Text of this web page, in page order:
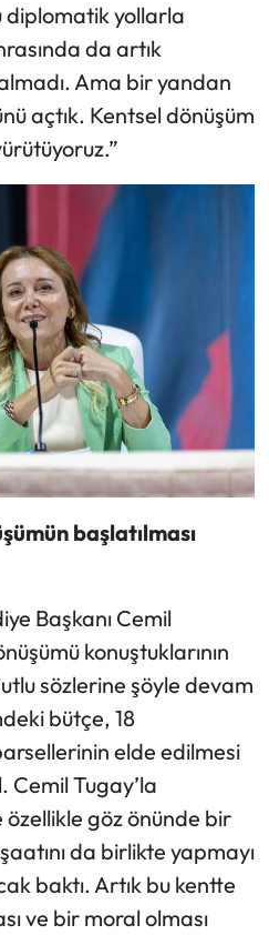
diplomatik yollarla
da artık
Ama bir yandan
açtık. Kentsel dönüşüm
başlatılması
Başkanı Cemil
konuştuklarının
sözlerine şöyle devam
bütçe, 18
elde edilmesi
Tugay’la
özellikle göz önünde bir
da birlikte yapmayı
baktı. Artık bu kentte
ve bir moral olması